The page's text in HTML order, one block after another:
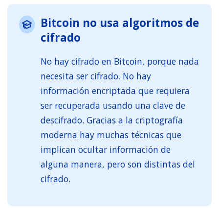
Bitcoin no usa algoritmos de
cifrado
No hay cifrado en Bitcoin, porque nada
necesita ser cifrado. No hay
información encriptada que requiera
ser recuperada usando una clave de
descifrado. Gracias a la criptografía
moderna hay muchas técnicas que
implican ocultar información de
alguna manera, pero son distintas del
cifrado.